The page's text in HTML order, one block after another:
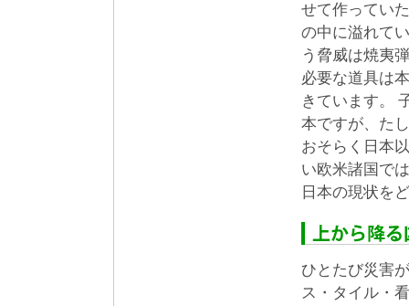
せて作ってい
の中に溢れて
う脅威は焼夷
必要な道具は
きています。
本ですが、た
おそらく日本
い欧米諸国で
日本の現状を
ひとたび災害
ス・タイル・